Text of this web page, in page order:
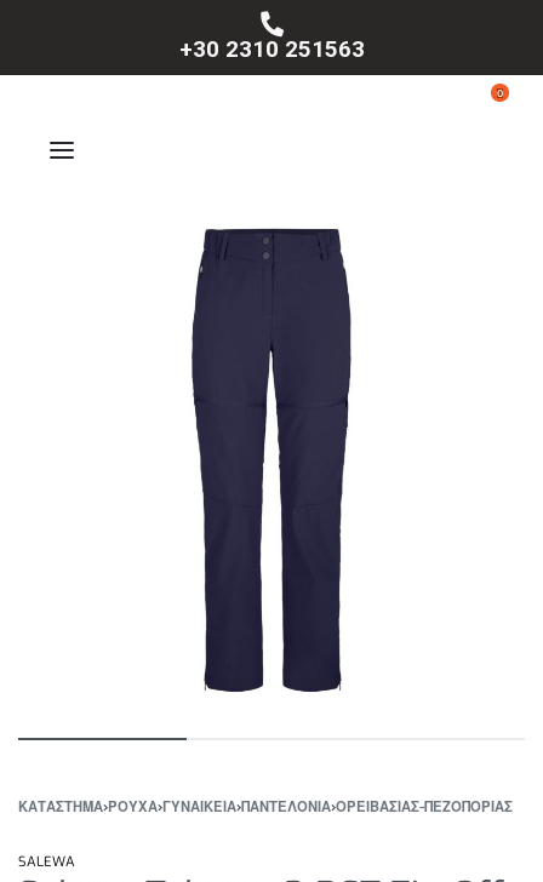
+30 2310 251563
0
ΚΑΤΆΣΤΗΜΑ›ΡΟΥΧΑ›ΓΥΝΑΙΚΕΙΑ›ΠΑΝΤΕΛΟΝΙΑ›ΟΡΕΙΒΑΣΙΑΣ-ΠΕΖΟΠΟΡΙΑΣ
SALEWA